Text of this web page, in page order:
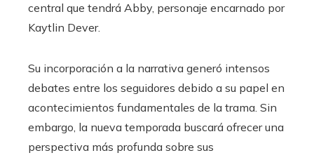
central que tendrá Abby, personaje encarnado por
Kaytlin Dever.
Su incorporación a la narrativa generó intensos
debates entre los seguidores debido a su papel en
acontecimientos fundamentales de la trama. Sin
embargo, la nueva temporada buscará ofrecer una
perspectiva más profunda sobre sus